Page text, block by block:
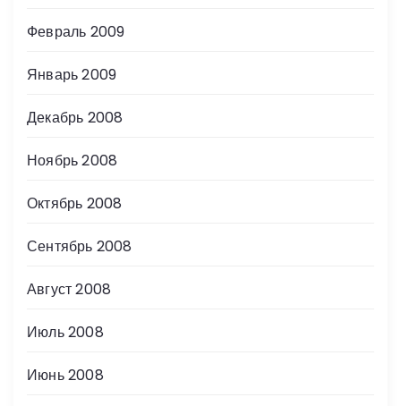
Февраль 2009
Январь 2009
Декабрь 2008
Ноябрь 2008
Октябрь 2008
Сентябрь 2008
Август 2008
Июль 2008
Июнь 2008